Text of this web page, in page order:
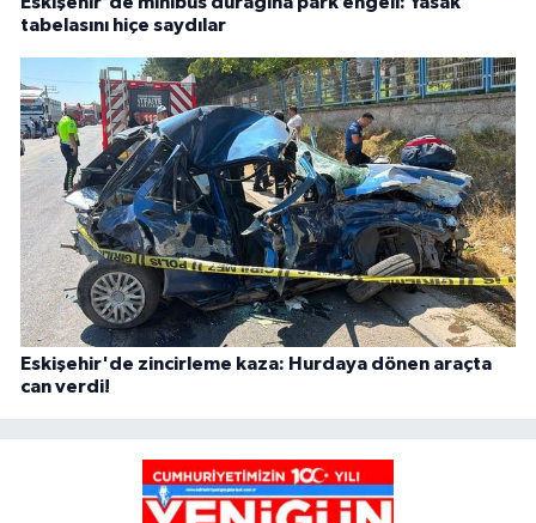
tabelasını hiçe saydılar
Eskişehir'de zincirleme kaza: Hurdaya dönen araçta
can verdi!